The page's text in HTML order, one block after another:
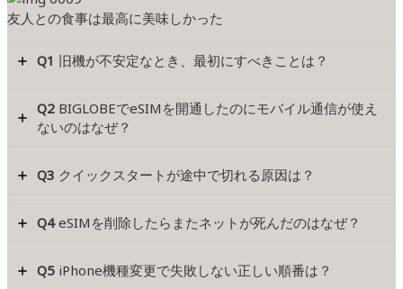
友人との食事は最高に美味しかった
Q1 旧機が不安定なとき、最初にすべきことは？
Q2 BIGLOBEでeSIMを開通したのにモバイル通信が使え
ないのはなぜ？
Q3 クイックスタートが途中で切れる原因は？
Q4eSIMを削除したらまたネットが死んだのはなぜ？
Q5 iPhone機種変更で失敗しない正しい順番は？